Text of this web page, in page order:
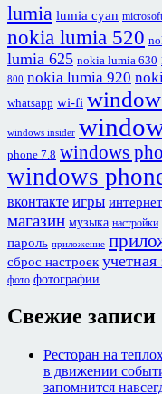
lumia lumia cyan microsoft
nokia lumia 520
lumia 625 nokia lumia 630
800 nokia lumia 920
whatsapp wi-fi
windows insider
phone 7.8 windows
windows
вконтакте игры интернет
магазин музыка настройки
пароль приложение
сброс настроек учетная
фото фотографии
Свежие записи
Ресторан на
в движении
запомнится